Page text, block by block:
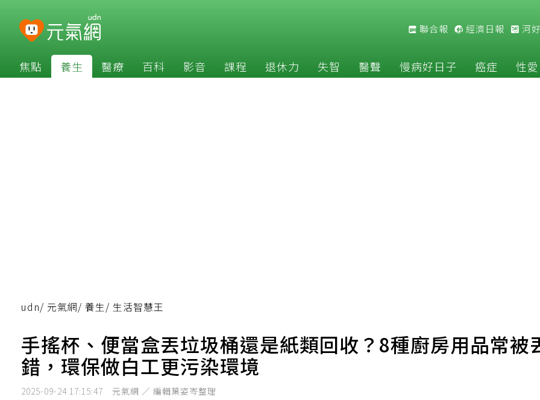
聯合報 經濟日報 河
焦點 養生 醫療 百科 影音 課程 退休力 失智 醫聲 慢病好日子 癌症 性愛
udn/ 元氣網/ 養生/ 生活智慧王
手搖杯、便當盒丟垃圾桶還是紙類回收？8種廚房用品常被
錯，環保做白工更污染環境
2025-09-24 17:15:47 元氣網 ／ 編輯葉姿岑整理